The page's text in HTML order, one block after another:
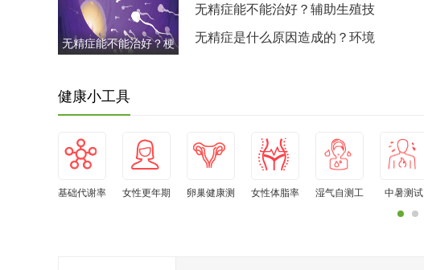
无精症能不能治好？梗
的治疗
性和后天性病因解析
无精症能不能治好？辅助生殖技
术的应用
无精症是什么原因造成的？环境
健康小工具
基础代谢率
女性更年期
卵巢健康测
女性体脂率
湿气自测工
中暑测试